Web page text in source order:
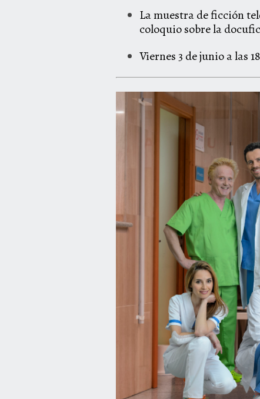
La muestra de ficción
coloquio sobre la
Viernes 3 de junio a las